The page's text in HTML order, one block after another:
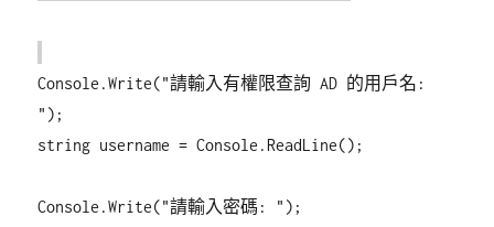
Console.Write("請輸入有權限查詢 AD 的用戶名:
");
string username = Console.ReadLine();
Console.Write("請輸入密碼: ");